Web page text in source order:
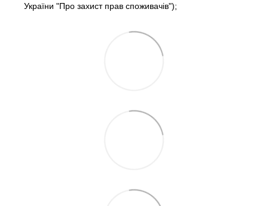
України "Про захист прав споживачів");